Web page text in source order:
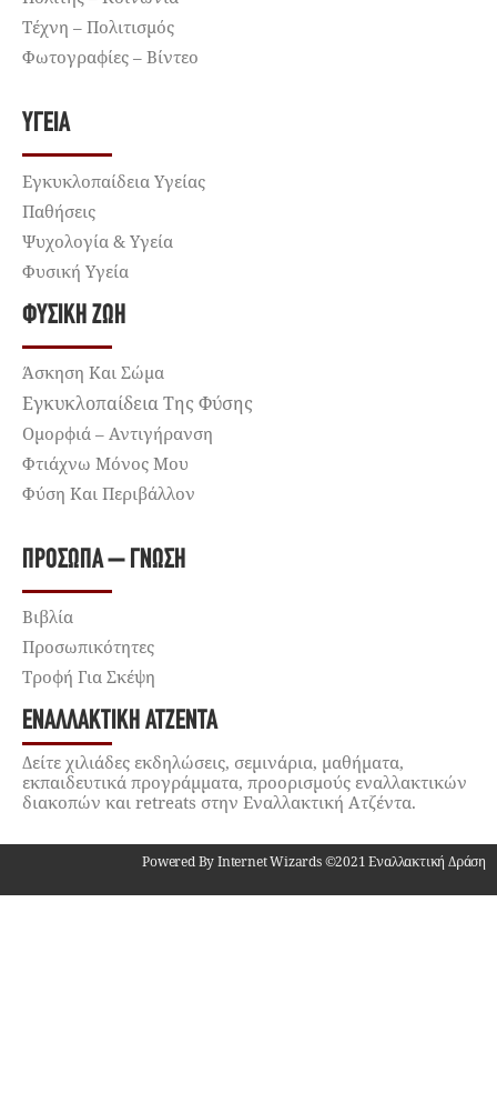
Τέχνη – Πολιτισμός
Φωτογραφίες – Βίντεο
ΥΓΕΊΑ
Εγκυκλοπαίδεια Υγείας
Παθήσεις
Ψυχολογία & Υγεία
Φυσική Υγεία
ΦΥΣΙΚΉ ΖΩΉ
Άσκηση Και Σώμα
Εγκυκλοπαίδεια Της Φύσης
Ομορφιά – Αντιγήρανση
Φτιάχνω Μόνος Μου
Φύση Και Περιβάλλον
ΠΡΌΣΩΠΑ – ΓΝΏΣΗ
Βιβλία
Προσωπικότητες
Τροφή Για Σκέψη
ΕΝΑΛΛΑΚΤΙΚΉ ΑΤΖΈΝΤΑ
Δείτε χιλιάδες εκδηλώσεις, σεμινάρια, μαθήματα,
εκπαιδευτικά προγράμματα, προορισμούς εναλλακτικών
διακοπών και retreats στην Εναλλακτική Ατζέντα.
Powered By Internet Wizards ©2021 Εναλλακτική Δράση